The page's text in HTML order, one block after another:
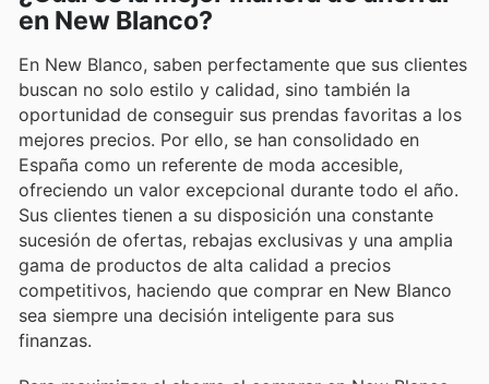
en New Blanco?
En New Blanco, saben perfectamente que sus clientes
buscan no solo estilo y calidad, sino también la
oportunidad de conseguir sus prendas favoritas a los
mejores precios. Por ello, se han consolidado en
España como un referente de moda accesible,
ofreciendo un valor excepcional durante todo el año.
Sus clientes tienen a su disposición una constante
sucesión de ofertas, rebajas exclusivas y una amplia
gama de productos de alta calidad a precios
competitivos, haciendo que comprar en New Blanco
sea siempre una decisión inteligente para sus
finanzas.